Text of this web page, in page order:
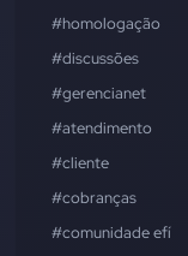
#homologação
#discussões
#gerencianet
#atendimento
#cliente
#cobranças
#comunidade efí